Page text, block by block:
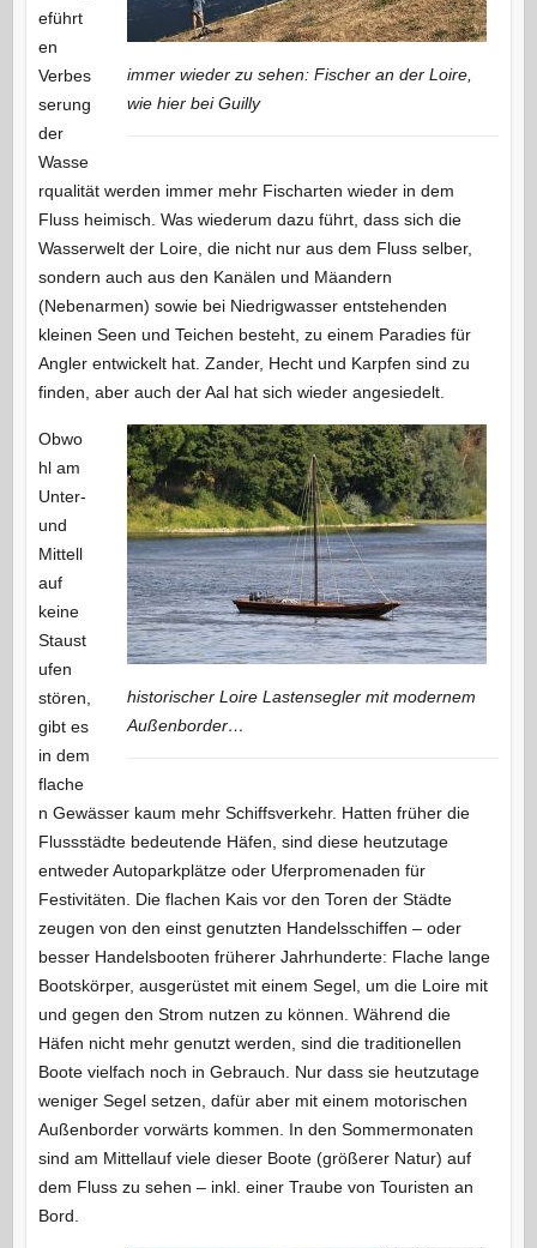
immer wieder zu sehen: Fischer an der Loire,
wie hier bei Guilly⁩
eführt
en
Verbes
serung
der
Wasse
rqualität werden immer mehr Fischarten wieder in dem
Fluss heimisch. Was wiederum dazu führt, dass sich die
Wasserwelt der Loire, die nicht nur aus dem Fluss selber,
sondern auch aus den Kanälen und Mäandern
(Nebenarmen) sowie bei Niedrigwasser entstehenden
kleinen Seen und Teichen besteht, zu einem Paradies für
Angler entwickelt hat. Zander, Hecht und Karpfen sind zu
finden, aber auch der Aal hat sich wieder angesiedelt.
historischer Loire Lastensegler mit modernem
Außenborder…
Obwo
hl am
Unter-
und
Mittell
auf
keine
Staust
ufen
stören,
gibt es
in dem
flache
n Gewässer kaum mehr Schiffsverkehr. Hatten früher die
Flussstädte bedeutende Häfen, sind diese heutzutage
entweder Autoparkplätze oder Uferpromenaden für
Festivitäten. Die flachen Kais vor den Toren der Städte
zeugen von den einst genutzten Handelsschiffen – oder
besser Handelsbooten früherer Jahrhunderte: Flache lange
Bootskörper, ausgerüstet mit einem Segel, um die Loire mit
und gegen den Strom nutzen zu können. Während die
Häfen nicht mehr genutzt werden, sind die traditionellen
Boote vielfach noch in Gebrauch. Nur dass sie heutzutage
weniger Segel setzen, dafür aber mit einem motorischen
Außenborder vorwärts kommen. In den Sommermonaten
sind am Mittellauf viele dieser Boote (größerer Natur) auf
dem Fluss zu sehen – inkl. einer Traube von Touristen an
Bord.